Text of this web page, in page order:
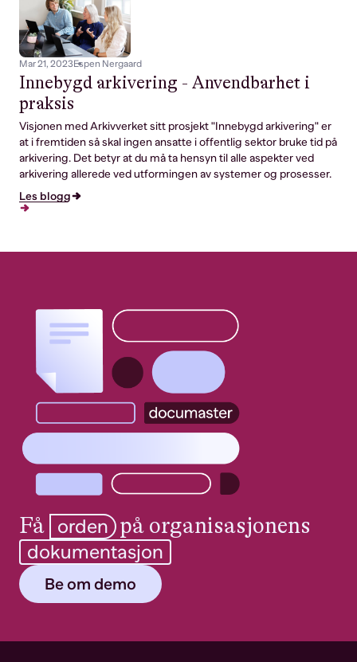
Mar 21, 2023Espen Nergaard
Innebygd arkivering - Anvendbarhet i
praksis
Visjonen med Arkivverket sitt prosjekt "Innebygd arkivering" er
at i fremtiden så skal ingen ansatte i offentlig sektor bruke tid på
arkivering. Det betyr at du må ta hensyn til alle aspekter ved
arkivering allerede ved utformingen av systemer og prosesser.
Les blogg
Få orden på organisasjonens
dokumentasjon
Be om demo